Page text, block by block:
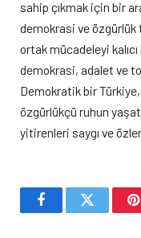
sahip çıkmak için bir
demokrasi ve özgürlük
ortak mücadeleyi
demokrasi, adalet ve
Demokratik bir
özgürlükçü ruhun
yitirenleri saygı ve
FacebookTwitter